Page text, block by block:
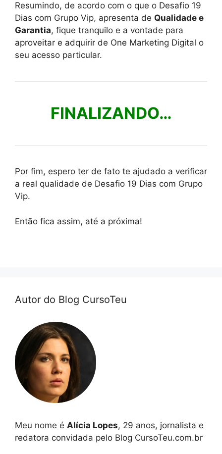
Resumindo, de acordo com o que o Desafio 19
Dias com Grupo Vip, apresenta de Qualidade e
Garantia, fique tranquilo e a vontade para
aproveitar e adquirir de One Marketing Digital o
seu acesso particular.
FINALIZANDO…
Por fim, espero ter de fato te ajudado a verificar
a real qualidade de Desafio 19 Dias com Grupo
Vip.
Então fica assim, até a próxima!
Autor do Blog CursoTeu
Meu nome é Alícia Lopes, 29 anos, jornalista e
redatora convidada pelo Blog CursoTeu.com.br